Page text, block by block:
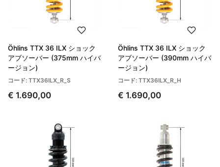
Öhlins TTX 36 ILX ショック
アブソーバー (375mm ハイバ
ージョン)
コード: TTX36ILX_R_S
€ 1.690,00
Öhlins TTX 36 ILX ショック
アブソーバー (390mm ハイバ
ージョン)
コード: TTX36ILX_R_H
€ 1.690,00